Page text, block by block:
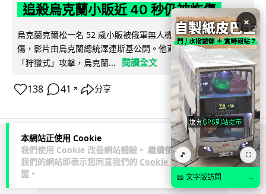
本網站正使用 Cookie
我們使用 Cookie 改善網站體驗。 繼續使用
我們的網站即表示您同意我們的 Cookie 政
策 。
追殺烏克蘭小販近 40 秒仍被炸傷
烏克蘭克爾松一名 52 歲小販被俄軍無人機追擊近 40 秒後被炸
傷，影片由烏克蘭總統澤連斯基公開。他直斥俄軍對平民進行
「狩獵式」攻擊，烏克蘭...
閱讀全文
138 41 ↗ 分享
ADVERTISEMENT
×
🎵 ⛶
📖 文字版訪問 →